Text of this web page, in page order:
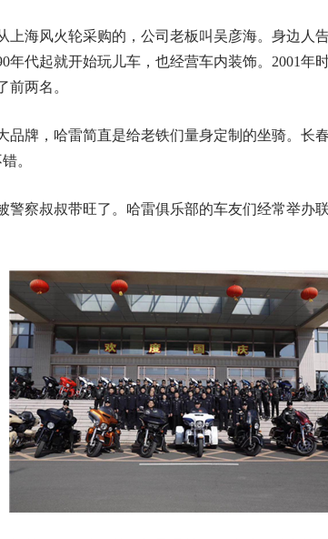
上海风火轮采购的，公司老板叫吴彦海。身边人
年代起就开始玩儿车，也经营车内装饰。2001年
前两名。
品牌，哈雷简直是给老铁们量身定制的坐骑。长
。
警察叔叔带旺了。哈雷俱乐部的车友们经常举办